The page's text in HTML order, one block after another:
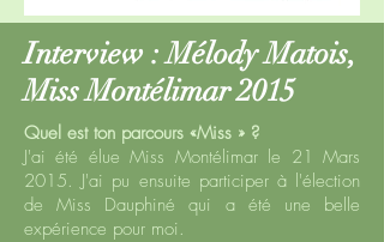
Interview : Mélody Matois,
Miss Montélimar 2015
Quel est ton parcours «Miss » ?
J'ai été élue Miss Montélimar le 21 Mars
2015. J'ai pu ensuite participer à l'élection
de Miss Dauphiné qui a été une belle
expérience pour moi.